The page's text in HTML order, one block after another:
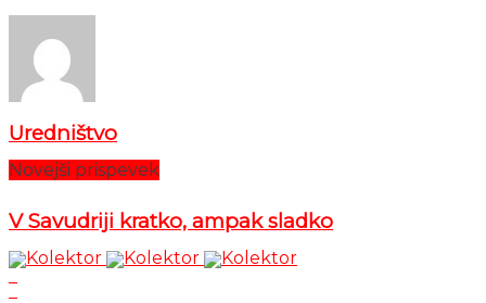
Uredništvo
Novejši prispevek
V Savudriji kratko, ampak sladko